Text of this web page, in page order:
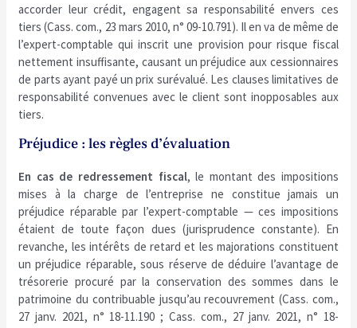
accorder leur crédit, engagent sa responsabilité envers ces
tiers (Cass. com., 23 mars 2010, n° 09-10.791). Il en va de même de
l’expert-comptable qui inscrit une provision pour risque fiscal
nettement insuffisante, causant un préjudice aux cessionnaires
de parts ayant payé un prix surévalué. Les clauses limitatives de
responsabilité convenues avec le client sont inopposables aux
tiers.
Préjudice : les règles d’évaluation
En cas de redressement fiscal, le montant des impositions
mises à la charge de l’entreprise ne constitue jamais un
préjudice réparable par l’expert-comptable — ces impositions
étaient de toute façon dues (jurisprudence constante). En
revanche, les intérêts de retard et les majorations constituent
un préjudice réparable, sous réserve de déduire l’avantage de
trésorerie procuré par la conservation des sommes dans le
patrimoine du contribuable jusqu’au recouvrement (Cass. com.,
27 janv. 2021, n° 18-11.190 ; Cass. com., 27 janv. 2021, n° 18-